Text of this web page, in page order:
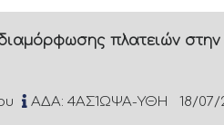
πλατειών
ΑΔΑ: 4ΑΣ1ΩΨΑ-ΥΘΗ 18/07/